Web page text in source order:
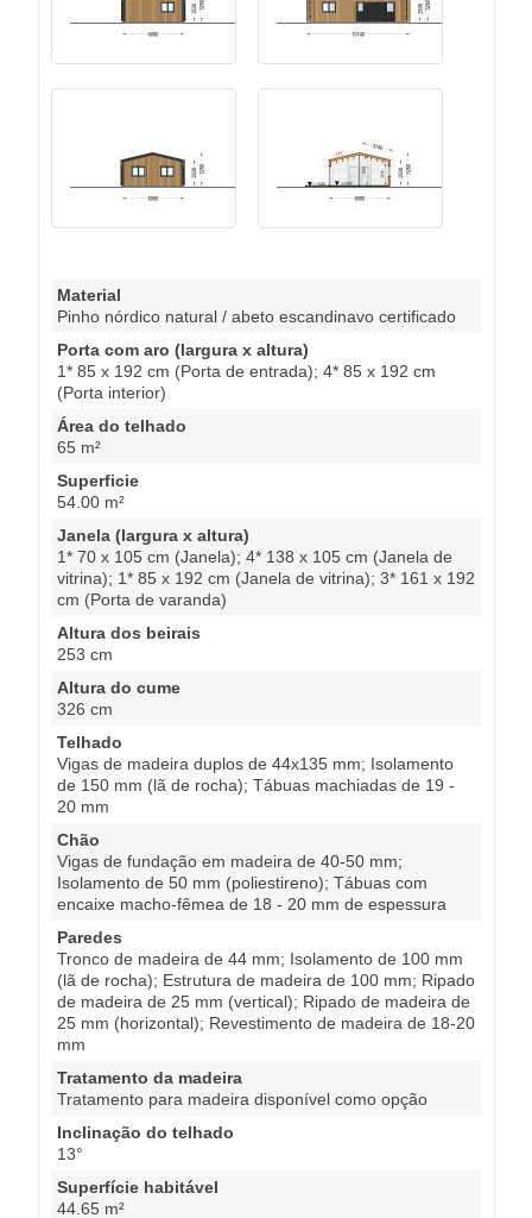
Material
Pinho nórdico natural / abeto escandinavo certificado
Porta com aro (largura x altura)
1* 85 x 192 cm (Porta de entrada); 4* 85 x 192 cm
(Porta interior)
Área do telhado
65 m²
Superficie
54.00 m²
Janela (largura x altura)
1* 70 x 105 cm (Janela); 4* 138 x 105 cm (Janela de
vitrina); 1* 85 x 192 cm (Janela de vitrina); 3* 161 x 192
cm (Porta de varanda)
Altura dos beirais
253 cm
Altura do cume
326 cm
Telhado
Vigas de madeira duplos de 44x135 mm; Isolamento
de 150 mm (lã de rocha); Tábuas machiadas de 19 -
20 mm
Chão
Vigas de fundação em madeira de 40-50 mm;
Isolamento de 50 mm (poliestireno); Tábuas com
encaixe macho-fêmea de 18 - 20 mm de espessura
Paredes
Tronco de madeira de 44 mm; Isolamento de 100 mm
(lã de rocha); Estrutura de madeira de 100 mm; Ripado
de madeira de 25 mm (vertical); Ripado de madeira de
25 mm (horizontal); Revestimento de madeira de 18-20
mm
Tratamento da madeira
Tratamento para madeira disponível como opção
Inclinação do telhado
13°
Superfície habitável
44.65 m²